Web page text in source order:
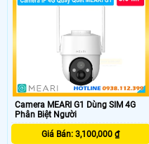
Camera MEARI G1 Dùng SIM 4G
Phân Biệt Người
Giá Bán: 3,100,000 ₫